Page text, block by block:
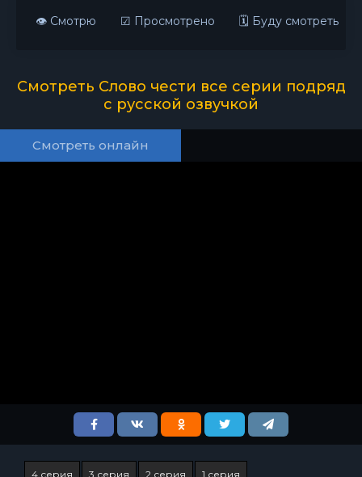
👁 Смотрю ☑ Просмотрено 🗓 Буду смотреть
Смотреть Слово чести все серии подряд
с русской озвучкой
Смотреть онлайн
4 серия 3 серия 2 серия 1 серия